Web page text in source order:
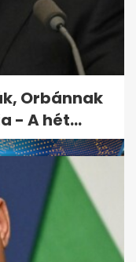
jelét sokan
lépcsőzés
Orbánnak
- A hét...